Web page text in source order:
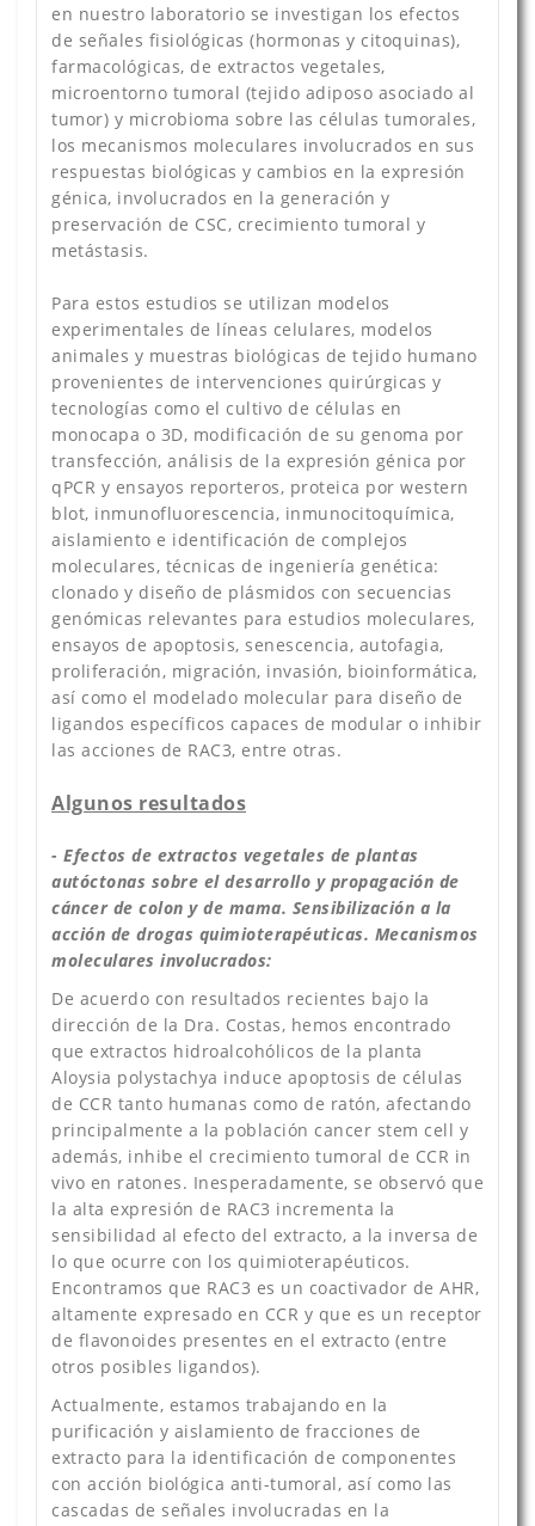
en nuestro laboratorio se investigan los efectos
de señales fisiológicas (hormonas y citoquinas),
farmacológicas, de extractos vegetales,
microentorno tumoral (tejido adiposo asociado al
tumor) y microbioma sobre las células tumorales,
los mecanismos moleculares involucrados en sus
respuestas biológicas y cambios en la expresión
génica, involucrados en la generación y
preservación de CSC, crecimiento tumoral y
metástasis.
Para estos estudios se utilizan modelos
experimentales de líneas celulares, modelos
animales y muestras biológicas de tejido humano
provenientes de intervenciones quirúrgicas y
tecnologías como el cultivo de células en
monocapa o 3D, modificación de su genoma por
transfección, análisis de la expresión génica por
qPCR y ensayos reporteros, proteica por western
blot, inmunofluorescencia, inmunocitoquímica,
aislamiento e identificación de complejos
moleculares, técnicas de ingeniería genética:
clonado y diseño de plásmidos con secuencias
genómicas relevantes para estudios moleculares,
ensayos de apoptosis, senescencia, autofagia,
proliferación, migración, invasión, bioinformática,
así como el modelado molecular para diseño de
ligandos específicos capaces de modular o inhibir
las acciones de RAC3, entre otras.
Algunos resultados
- Efectos de extractos vegetales de plantas
autóctonas sobre el desarrollo y propagación de
cáncer de colon y de mama. Sensibilización a la
acción de drogas quimioterapéuticas. Mecanismos
moleculares involucrados:
De acuerdo con resultados recientes bajo la
dirección de la Dra. Costas, hemos encontrado
que extractos hidroalcohólicos de la planta
Aloysia polystachya induce apoptosis de células
de CCR tanto humanas como de ratón, afectando
principalmente a la población cancer stem cell y
además, inhibe el crecimiento tumoral de CCR in
vivo en ratones. Inesperadamente, se observó que
la alta expresión de RAC3 incrementa la
sensibilidad al efecto del extracto, a la inversa de
lo que ocurre con los quimioterapéuticos.
Encontramos que RAC3 es un coactivador de AHR,
altamente expresado en CCR y que es un receptor
de flavonoides presentes en el extracto (entre
otros posibles ligandos).
Actualmente, estamos trabajando en la
purificación y aislamiento de fracciones de
extracto para la identificación de componentes
con acción biológica anti-tumoral, así como las
cascadas de señales involucradas en la